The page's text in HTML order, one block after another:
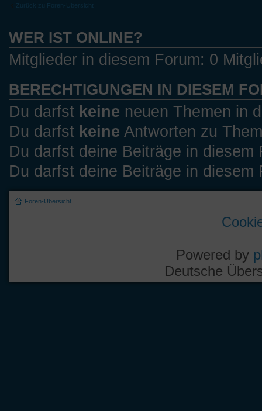
Zurück zu Foren-Übersicht
WER IST ONLINE?
Mitglieder in diesem Forum: 0
BERECHTIGUNGEN IN DIESEM
Du darfst keine neuen Themen in
Du darfst keine Antworten zu
Du darfst deine Beiträge in diesem
Du darfst deine Beiträge in diesem
Foren-Übersicht
Powered by
Deutsche